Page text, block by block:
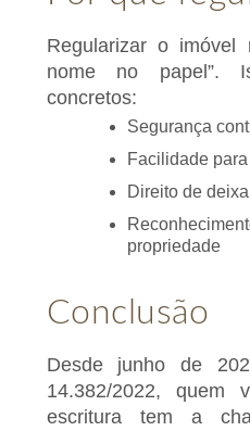
Regularizar o
nome no papel”.
concretos:
Segurança
Facilidade
Direito de
propriedade
Conclusão
Desde junho de
14.382/2022, quem
escritura tem a